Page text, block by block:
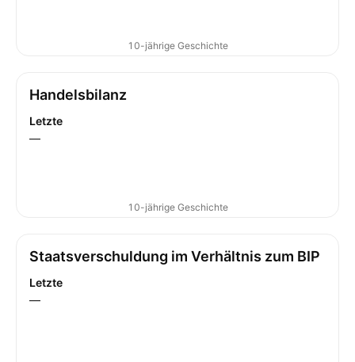
10-jährige Geschichte
Handelsbilanz
Letzte
—
10-jährige Geschichte
Staatsverschuldung im Verhältnis zum BIP
Letzte
—